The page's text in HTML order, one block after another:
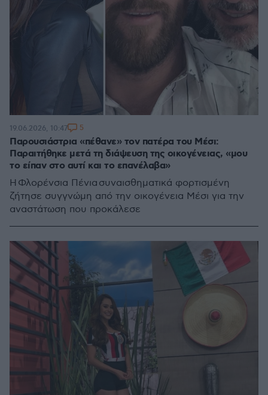
Παρουσιάστρια «πέθανε» τον πατέρα του Μέσι:
Παραιτήθηκε μετά τη διάψευση της οικογένειας, «μου
το είπαν στο αυτί και το επανέλαβα»
Η Φλορένσια Πένια συναισθηματικά φορτισμένη
ζήτησε συγγνώμη από την οικογένεια Μέσι για την
αναστάτωση που προκάλεσε
19.06.2026, 10:47 5